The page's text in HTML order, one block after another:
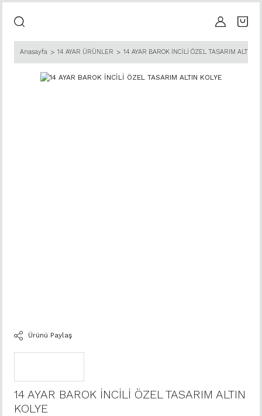
Anasayfa 14 AYAR ÜRÜNLER 14 AYAR BAROK İNCİLİ ÖZEL TASARIM ALTIN
Ürünü Paylaş
14 AYAR BAROK İNCİLİ ÖZEL TASARIM ALTIN
KOLYE